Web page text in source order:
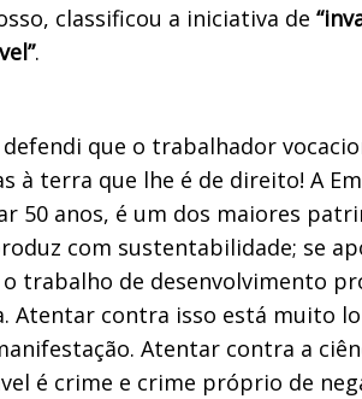
classificou a iniciativa de
.
defendi que o trabalhador
à terra que lhe é de direito! A
50 anos, é um dos maiores
com sustentabilidade; se
trabalho de desenvolvimento
Atentar contra isso está muito
Atentar contra a
é crime e crime próprio de